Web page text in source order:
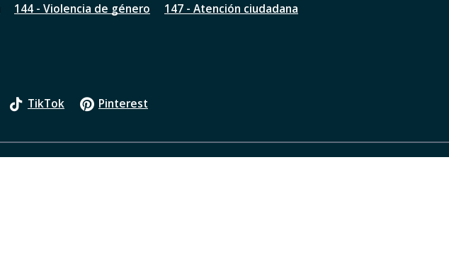
144 - Violencia de género
147 - Atención ciudadana
TikTok Pinterest